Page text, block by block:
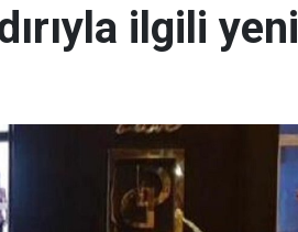
ilgili yeni